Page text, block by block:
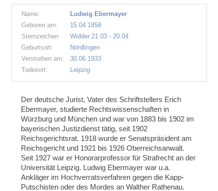
Name:
Ludwig Ebermayer
Geboren am:
15.04.1858
Sternzeichen
Widder 21.03 - 20.04
Geburtsort:
Nördlingen
Verstorben am:
30.06.1933
Todesort:
Leipzig
Der deutsche Jurist, Vater des Schriftstellers Erich
Ebermayer, studierte Rechtswissenschaften in
Würzburg und München und war von 1883 bis 1902 im
bayerischen Justizdienst tätig, seit 1902
Reichsgerichtsrat. 1918 wurde er Senatspräsident am
Reichsgericht und 1921 bis 1926 Oberreichsanwalt.
Seit 1927 war er Honorarprofessor für Strafrecht an der
Universität Leipzig. Ludwig Ebermayer war u.a.
Ankläger im Hochverratsverfahren gegen die Kapp-
Putschisten oder des Mordes an Walther Rathenau.